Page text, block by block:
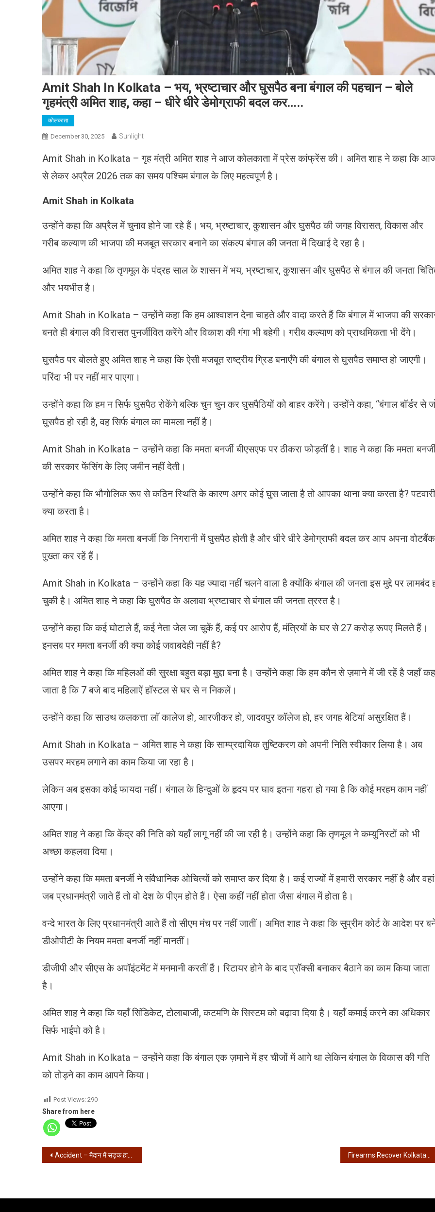
Amit Shah In Kolkata – भय, भ्रष्टाचार और घुसपैठ बना बंगाल की पहचान – बोले
गृहमंत्री अमित शाह, कहा – धीरे धीरे डेमोग्राफी बदल कर…..
कोलकाता
December 30, 2025 Sunlight
Amit Shah in Kolkata – गृह मंत्री अमित शाह ने आज कोलकाता में प्रेस कांफ्रेंस की। अमित शाह ने कहा कि
से लेकर अप्रैल 2026 तक का समय पश्चिम बंगाल के लिए महत्वपूर्ण है।
Amit Shah in Kolkata
उन्होंने कहा कि अप्रैल में चुनाव होने जा रहे हैं। भय, भ्रष्टाचार, कुशासन और घुसपैठ की जगह विरासत, विकास और
गरीब कल्याण की भाजपा की मजबूत सरकार बनाने का संकल्प बंगाल की जनता में दिखाई दे रहा है।
अमित शाह ने कहा कि तृणमूल के पंद्रह साल के शासन में भय, भ्रष्टाचार, कुशासन और घुसपैठ से बंगाल की जनता
और भयभीत है।
Amit Shah in Kolkata – उन्होंने कहा कि हम आश्वाशन देना चाहते और वादा करते हैं कि बंगाल में भाजपा की
बनते ही बंगाल की विरासत पुनर्जीवित करेंगे और विकाश की गंगा भी बहेगी। गरीब कल्याण को प्राथमिकता भी देंगे।
घुसपैठ पर बोलते हुए अमित शाह ने कहा कि ऐसी मजबूत राष्ट्रीय ग्रिड बनाएँगे की बंगाल से घुसपैठ समाप्त हो जाएगी।
परिंदा भी पर नहीं मार पाएगा।
उन्होंने कहा कि हम न सिर्फ घुसपैठ रोकेंगे बल्कि चुन चुन कर घुसपैठियों को बाहर करेंगे। उन्होंने कहा, “बंगाल बॉर्डर से
घुसपैठ हो रही है, वह सिर्फ बंगाल का मामला नहीं है।
Amit Shah in Kolkata – उन्होंने कहा कि ममता बनर्जी बीएसएफ पर ठीकरा फोड़तीं है। शाह ने कहा कि ममता
की सरकार फेंसिंग के लिए जमीन नहीं देती।
उन्होंने कहा कि भौगोलिक रूप से कठिन स्थिति के कारण अगर कोई घुस जाता है तो आपका थाना क्या करता है? पटवारी
क्या करता है।
अमित शाह ने कहा कि ममता बनर्जी कि निगरानी में घुसपैठ होती है और धीरे धीरे डेमोग्राफी बदल कर आप अपना वोटबैंक
पुख्ता कर रहें हैं।
Amit Shah in Kolkata – उन्होंने कहा कि यह ज्यादा नहीं चलने वाला है क्योंकि बंगाल की जनता इस मुद्दे पर लामबंद
चुकी है। अमित शाह ने कहा कि घुसपैठ के अलावा भ्रष्टाचार से बंगाल की जनता त्रस्त है।
उन्होंने कहा कि कई घोटाले हैं, कई नेता जेल जा चुकें हैं, कई पर आरोप हैं, मंत्रियों के घर से 27 करोड़ रूपए मिलते हैं।
इनसब पर ममता बनर्जी की क्या कोई जवाबदेही नहीं है?
अमित शाह ने कहा कि महिलओं की सुरक्षा बहुत बड़ा मुद्दा बना है। उन्होंने कहा कि हम कौन से ज़माने में जी रहें है जहाँ
जाता है कि 7 बजे बाद महिलाऐं हॉस्टल से घर से न निकलें।
उन्होंने कहा कि साउथ कलकत्ता लॉ कालेज हो, आरजीकर हो, जादवपुर कॉलेज हो, हर जगह बेटियां असुरक्षित हैं।
Amit Shah in Kolkata – अमित शाह ने कहा कि साम्प्रदायिक तुष्टिकरण को अपनी निति स्वीकार लिया है। अब
उसपर मरहम लगाने का काम किया जा रहा है।
लेकिन अब इसका कोई फायदा नहीं। बंगाल के हिन्दुओं के हृदय पर घाव इतना गहरा हो गया है कि कोई मरहम काम नहीं
आएगा।
अमित शाह ने कहा कि केंद्र की निति को यहाँ लागू नहीं की जा रही है। उन्होंने कहा कि तृणमूल ने कम्युनिस्टों को भी
अच्छा कहलवा दिया।
उन्होंने कहा कि ममता बनर्जी ने संवैधानिक ओचित्यों को समाप्त कर दिया है। कई राज्यों में हमारी सरकार नहीं है और वहां
जब प्रधानमंत्री जाते हैं तो वो देश के पीएम होते हैं। ऐसा कहीं नहीं होता जैसा बंगाल में होता है।
वन्दे भारत के लिए प्रधानमंत्री आते हैं तो सीएम मंच पर नहीं जातीं। अमित शाह ने कहा कि सुप्रीम कोर्ट के आदेश पर
डीओपीटी के नियम ममता बनर्जी नहीं मानतीं।
डीजीपी और सीएस के अपॉइंटमेंट में मनमानी करतीं हैं। रिटायर होने के बाद प्रॉक्सी बनाकर बैठाने का काम किया जाता
है।
अमित शाह ने कहा कि यहाँ सिंडिकेट, टोलाबाजी, कटमणि के सिस्टम को बढ़ावा दिया है। यहाँ कमाई करने का अधिकार
सिर्फ भाईपो को है।
Amit Shah in Kolkata – उन्होंने कहा कि बंगाल एक ज़माने में हर चीजों में आगे था लेकिन बंगाल के विकास की गति
को तोड़ने का काम आपने किया।
Post Views: 290
Share from here
Post
Accident – मैदान में सड़क हादसा, सरकारी बस ने गाड़ी को मारी टक्कर